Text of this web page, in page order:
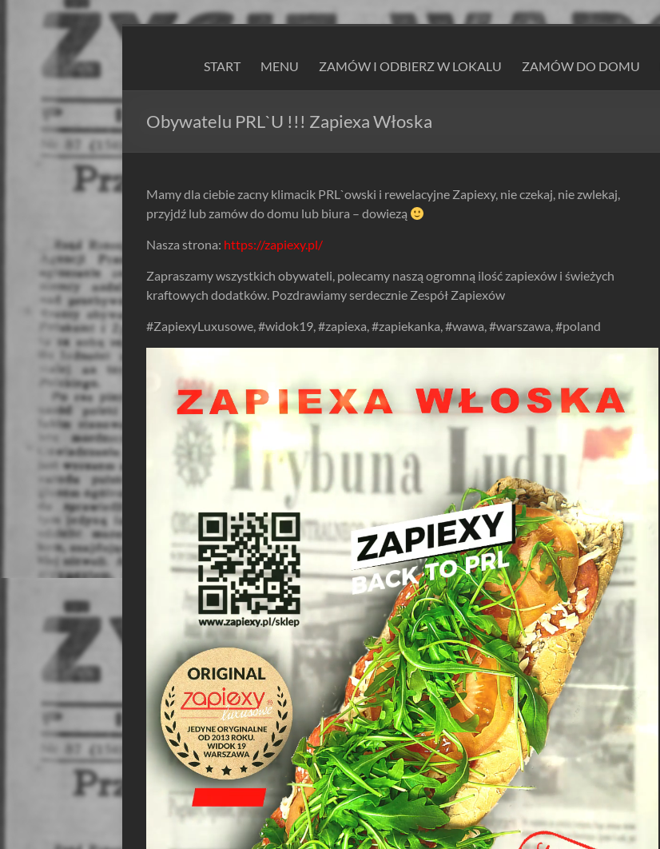
Skip
ZAPIEXY
LUXUSOWE
–
SMAK
PRL`U
Jedyne
Są
Zapiekanki
i
Zapiexy.
START MENU ZAMÓW I ODBIERZ W LOKALU ZAMÓW DO DOMU
Obywatelu PRL`U !!! Zapiexa Włoska
Mamy dla ciebie zacny klimacik PRL`owski i rewelacyjne Zapiexy, nie czekaj, nie zwlekaj,
przyjdź lub zamów do domu lub biura – dowiezą
Nasza strona: https://zapiexy.pl/
Zapraszamy wszystkich obywateli, polecamy naszą ogromną ilość zapiexów i świeżych
kraftowych dodatków. Pozdrawiamy serdecznie Zespół Zapiexów
#ZapiexyLuxusowe, #widok19, #zapiexa, #zapiekanka, #wawa, #warszawa, #poland